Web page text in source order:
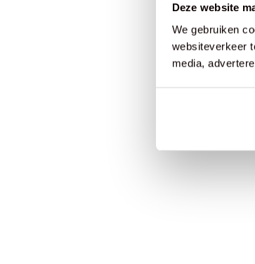
Deze website
We gebruiken
websiteverkeer
media,